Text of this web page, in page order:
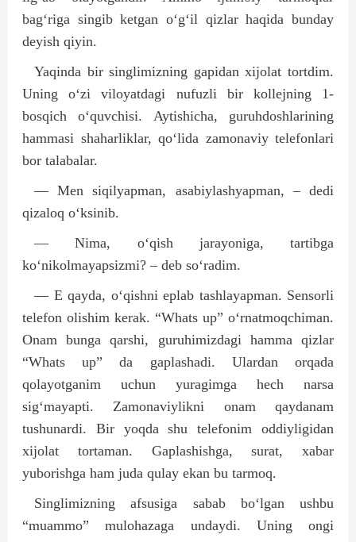
bag‘riga singib ketgan o‘g‘il qizlar haqida bunday
deyish qiyin.
Yaqinda bir singlimizning gapidan xijolat tortdim.
Uning o‘zi viloyatdagi nufuzli bir kollejning 1-
bosqich o‘quvchisi. Aytishicha, guruhdoshlarining
hammasi shaharliklar, qo‘lida zamonaviy telefonlari
bor talabalar.
— Men siqilyapman, asabiylashyapman, – dedi
qizaloq o‘ksinib.
— Nima, o‘qish jarayoniga, tartibga
ko‘nikolmayapsizmi? – deb so‘radim.
— E qayda, o‘qishni eplab tashlayapman. Sensorli
telefon olishim kerak. “Whats up” o‘rnatmoqchiman.
Onam bunga qarshi, guruhimizdagi hamma qizlar
“Whats up” da gaplashadi. Ulardan orqada
qolayotganim uchun yuragimga hech narsa
sig‘mayapti. Zamonaviylikni onam qaydanam
tushunardi. Bir yoqda shu telefonim oddiyligidan
xijolat tortaman. Gaplashishga, surat, xabar
yuborishga ham juda qulay ekan bu tarmoq.
Singlimizning afsusiga sabab bo‘lgan ushbu
“muammo” mulohazaga undaydi. Uning ongi